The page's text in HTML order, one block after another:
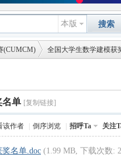
本版 搜索
(CUMCM)
›
全国大学生数学建模获
名单 [复制链接]
该作者 倒序浏览 招呼Ta 关注
名单.doc (1.99 MB, 下载次数: